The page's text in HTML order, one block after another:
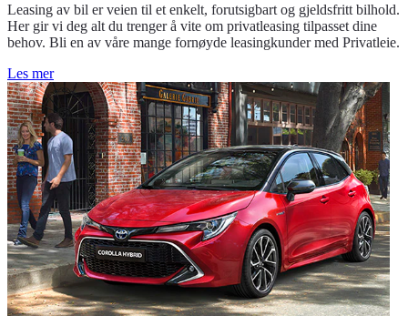
Leasing av bil er veien til et enkelt, forutsigbart og gjeldsfritt bilhold.
Her gir vi deg alt du trenger å vite om privatleasing tilpasset dine
behov. Bli en av våre mange fornøyde leasingkunder med Privatleie.
Les mer